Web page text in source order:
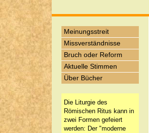
Meinungsstreit
Missverständnisse
Bruch oder Reform
Aktuelle Stimmen
Über Bücher
Die Liturgie des
Römischen Ritus kann in
zwei Formen gefeiert
werden: Der "moderne